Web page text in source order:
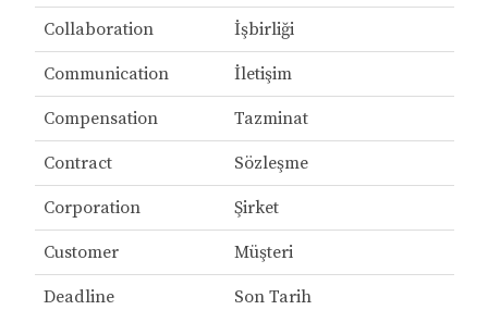
Collaboration İşbirliği
Communication İletişim
Compensation Tazminat
Contract Sözleşme
Corporation Şirket
Customer Müşteri
Deadline Son Tarih